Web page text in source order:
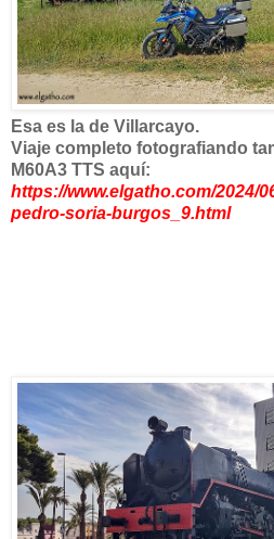
Esa es la de Villarcayo.
Viaje completo fotografiando
M60A3 TTS aquí:
https://www.elgatho.com/2024/
pedro-soria-burgos_9.html